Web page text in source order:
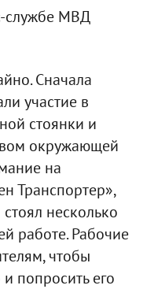
службе МВД
Сначала
участие в
стоянки и
окружающей
на
Транспортер»,
несколько
работе. Рабочие
чтобы
попросить его